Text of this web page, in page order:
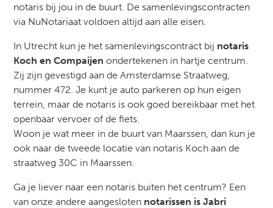
notaris bij jou in de buurt. De samenlevingscontracten
via NuNotariaat voldoen altijd aan alle eisen.
In Utrecht kun je het samenlevingscontract bij notaris
Koch en Compaijen ondertekenen in hartje centrum.
Zij zijn gevestigd aan de Amsterdamse Straatweg,
nummer 472. Je kunt je auto parkeren op hun eigen
terrein, maar de notaris is ook goed bereikbaar met het
openbaar vervoer of de fiets.
Woon je wat meer in de buurt van Maarssen, dan kun je
ook naar de tweede locatie van notaris Koch aan de
straatweg 30C in Maarssen.
Ga je liever naar een notaris buiten het centrum? Een
van onze andere aangesloten notarissen is Jabri